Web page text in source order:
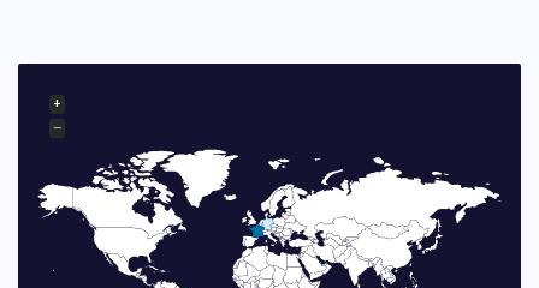
+
−